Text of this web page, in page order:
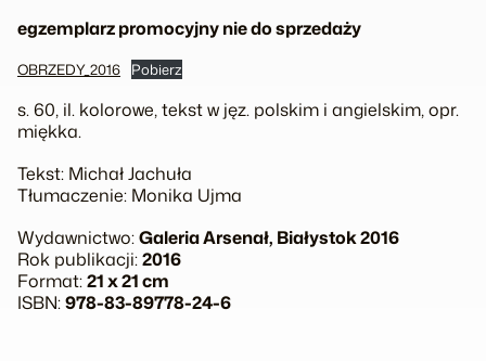
egzemplarz promocyjny nie do sprzedaży
OBRZEDY_2016 Pobierz
s. 60, il. kolorowe, tekst w jęz. polskim i angielskim, opr.
miękka.
Tekst: Michał Jachuła
Tłumaczenie: Monika Ujma
Wydawnictwo:Galeria Arsenał, Białystok 2016
Rok publikacji:2016
Format:21 x 21 cm
ISBN:978-83-89778-24-6